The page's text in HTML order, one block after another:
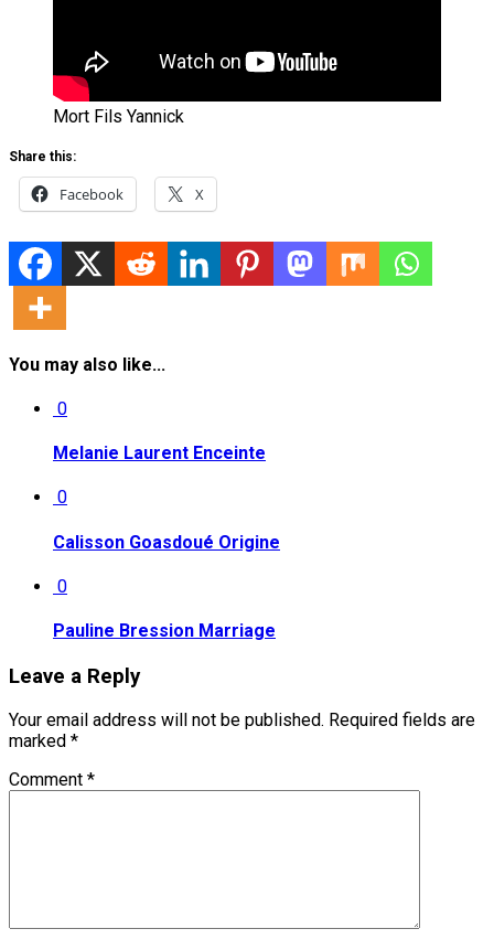
Mort Fils Yannick
Share this:
Facebook X
You may also like...
0
Melanie Laurent Enceinte
0
Calisson Goasdoué Origine
0
Pauline Bression Marriage
Leave a Reply
Your email address will not be published. Required fields are
marked *
Comment *